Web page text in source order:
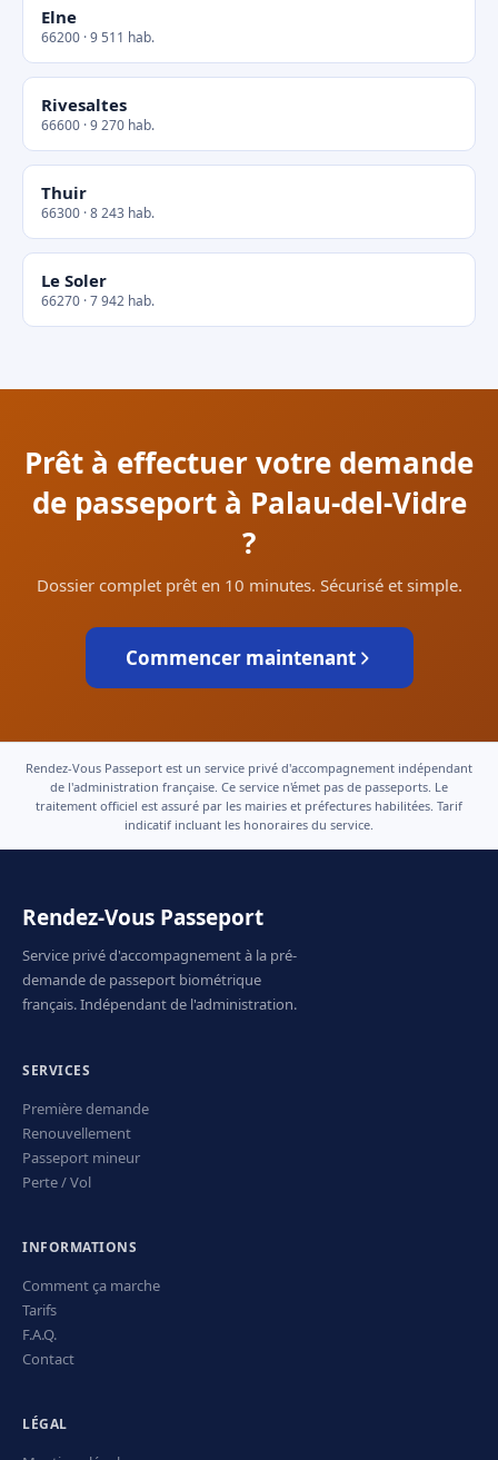
Elne
66200 · 9 511 hab.
Rivesaltes
66600 · 9 270 hab.
Thuir
66300 · 8 243 hab.
Le Soler
66270 · 7 942 hab.
Prêt à effectuer votre demande
de passeport à Palau-del-Vidre
?
Dossier complet prêt en 10 minutes. Sécurisé et simple.
Commencer maintenant
Rendez-Vous Passeport est un service privé d'accompagnement indépendant
de l'administration française. Ce service n'émet pas de passeports. Le
traitement officiel est assuré par les mairies et préfectures habilitées. Tarif
indicatif incluant les honoraires du service.
Rendez-Vous Passeport
Service privé d'accompagnement à la pré-
demande de passeport biométrique
français. Indépendant de l'administration.
SERVICES
Première demande
Renouvellement
Passeport mineur
Perte / Vol
INFORMATIONS
Comment ça marche
Tarifs
F.A.Q.
Contact
LÉGAL